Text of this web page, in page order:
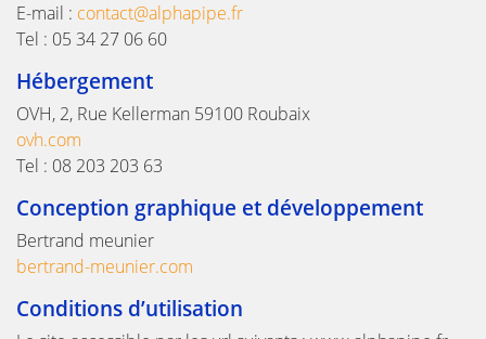
E-mail : contact@alphapipe.fr
Tel : 05 34 27 06 60
Hébergement
OVH, 2, Rue Kellerman 59100 Roubaix
ovh.com
Tel : 08 203 203 63
Conception graphique et développement
Bertrand meunier
bertrand-meunier.com
Conditions d’utilisation